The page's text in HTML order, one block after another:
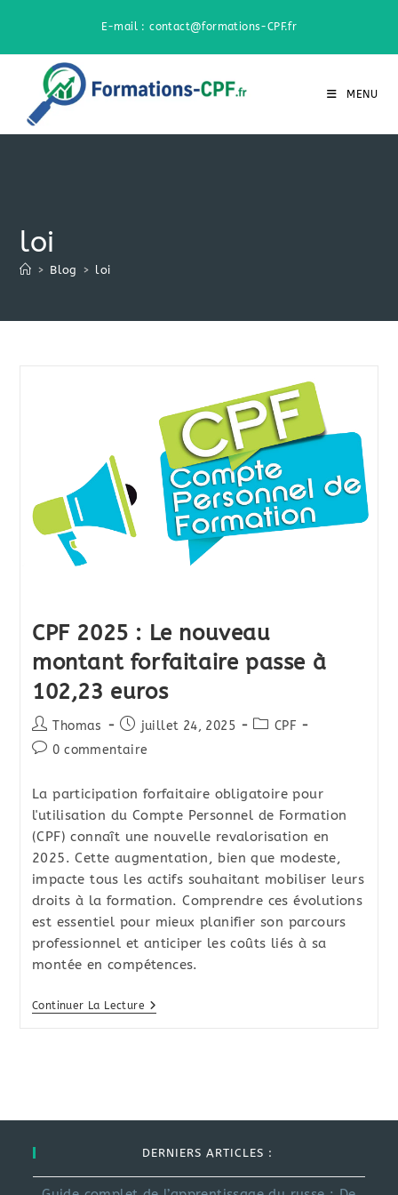
content
E-mail : contact@formations-CPF.fr
MENU
loi
> Blog > loi
CPF 2025 : Le nouveau
montant forfaitaire passe à
102,23 euros
Auteur/autrice
de
Thomas
Publication
publiée :
juillet 24, 2025
PostCPF
Commentaires
la
publication :
0 commentaire
La participation forfaitaire obligatoire pour
l'utilisation du Compte Personnel de Formation
(CPF) connaît une nouvelle revalorisation en
2025. Cette augmentation, bien que modeste,
impacte tous les actifs souhaitant mobiliser leurs
droits à la formation. Comprendre ces évolutions
est essentiel pour mieux planifier son parcours
professionnel et anticiper les coûts liés à sa
montée en compétences.
Continuer La LectureCPF
À
Euros
DERNIERS ARTICLES :